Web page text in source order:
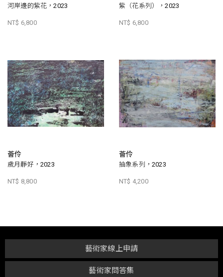
河岸邊的紫花，2023
NT$ 6,800
紫（花系列），2023
NT$ 6,800
薈伶
歲月靜好，2023
NT$ 8,800
薈伶
抽象系列，2023
NT$ 4,200
藝術家問答集
藝術家線上申請